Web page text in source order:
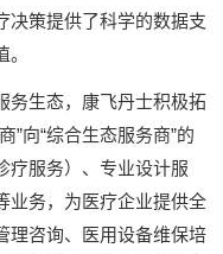
决策提供了科学的数据支
务生态，康飞丹士积极拓
”向“综合生态服务商”的
疗服务）、专业设计服
业务，为医疗企业提供全
理咨询、医用设备维保培